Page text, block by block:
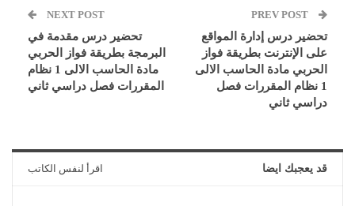
تحضير درس إدارة المواقع
على الإنترنت بطريقة فواز
الحربي مادة الحاسب الالى
1 نظام المقررات فصل
دراسي ثاني
NEXT POST
تحضير درس مقدمة في
البرمجة بطريقة فواز الحربي
مادة الحاسب الالى 1 نظام
المقررات فصل دراسي ثاني
قد يعجبك ايضا اقرأ لنفس الكاتب